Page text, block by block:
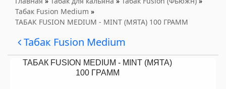
Табак Fusion Medium »
ТАБАК FUSION MEDIUM - MINT (МЯТА) 100 ГРАММ
Табак Fusion Medium
ТАБАК FUSION MEDIUM - MINT (МЯТА)
100 ГРАММ